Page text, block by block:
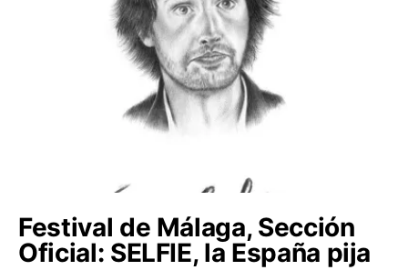
Festival de Málaga, Sección
Oficial: SELFIE, la España pija